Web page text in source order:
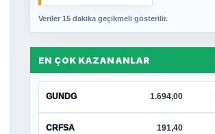
Veriler 15 dakika geçikmeli gösterilir.
EN ÇOK KAZANANLAR
GUNDG 1.694,00
CRFSA 191,40